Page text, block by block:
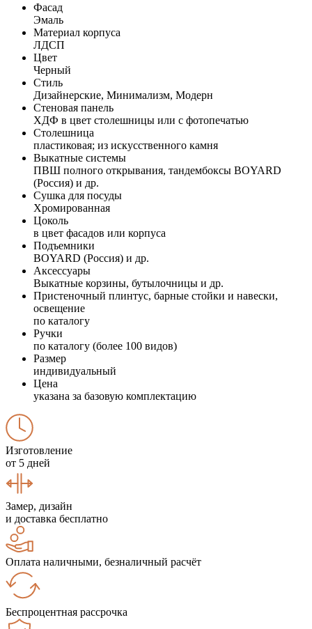
Фасад
Эмаль
Материал корпуса
ЛДСП
Цвет
Черный
Стиль
Дизайнерские, Минимализм, Модерн
Стеновая панель
ХДФ в цвет столешницы или с фотопечатью
Столешница
пластиковая; из искусственного камня
Выкатные системы
ПВШ полного открывания, тандембоксы BOYARD
(Россия) и др.
Сушка для посуды
Хромированная
Цоколь
в цвет фасадов или корпуса
Подъемники
BOYARD (Россия) и др.
Аксессуары
Выкатные корзины, бутылочницы и др.
Пристеночный плинтус, барные стойки и навески,
освещение
по каталогу
Ручки
по каталогу (более 100 видов)
Размер
индивидуальный
Цена
указана за базовую комплектацию
Изготовление
от 5 дней
Замер, дизайн
и доставка бесплатно
Оплата наличными, безналичный расчёт
Беспроцентная рассрочка